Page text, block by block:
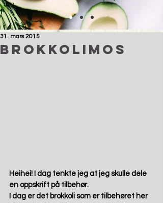
Brokkolimos
31. mars 2015
Heihei! I dag tenkte jeg at jeg skulle dele
en oppskrift på tilbehør.
I dag er det brokkoli som er tilbehøret her